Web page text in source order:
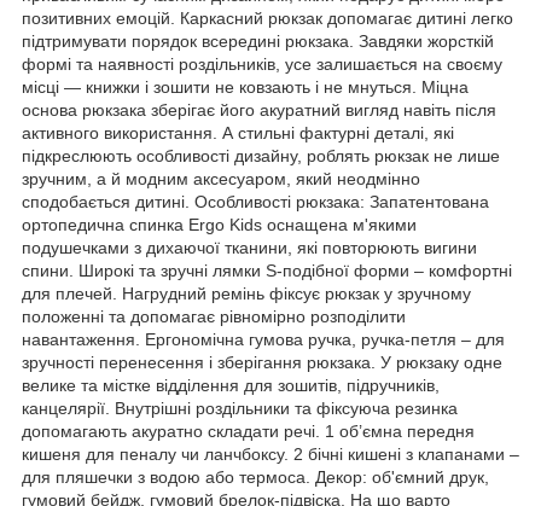
позитивних емоцій. Каркасний рюкзак допомагає дитині легко
підтримувати порядок всередині рюкзака. Завдяки жорсткій
формі та наявності роздільників, усе залишається на своєму
місці — книжки і зошити не ковзають і не мнуться. Міцна
основа рюкзака зберігає його акуратний вигляд навіть після
активного використання. А стильні фактурні деталі, які
підкреслюють особливості дизайну, роблять рюкзак не лише
зручним, а й модним аксесуаром, який неодмінно
сподобається дитині. Особливості рюкзака: Запатентована
ортопедична спинка Ergo Kids оснащена м'якими
подушечками з дихаючої тканини, які повторюють вигини
спини. Широкі та зручні лямки S-подібної форми – комфортні
для плечей. Нагрудний ремінь фіксує рюкзак у зручному
положенні та допомагає рівномірно розподілити
навантаження. Ергономічна гумова ручка, ручка-петля – для
зручності перенесення і зберігання рюкзака. У рюкзаку одне
велике та містке відділення для зошитів, підручників,
канцелярії. Внутрішні роздільники та фіксуюча резинка
допомагають акуратно складати речі. 1 об’ємна передня
кишеня для пеналу чи ланчбоксу. 2 бічні кишені з клапанами –
для пляшечки з водою або термоса. Декор: об'ємний друк,
гумовий бейдж, гумовий брелок-підвіска. На що варто